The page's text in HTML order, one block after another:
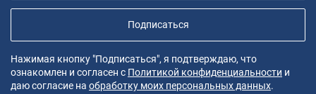
Подписаться
Нажимая кнопку "Подписаться", я подтверждаю, что
ознакомлен и согласен с Политикой конфиденциальности и
даю согласие на обработку моих персональных данных.